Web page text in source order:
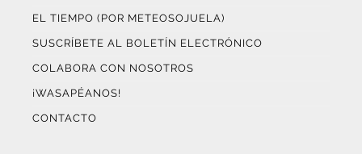
EL TIEMPO (POR METEOSOJUELA)
SUSCRÍBETE AL BOLETÍN ELECTRÓNICO
COLABORA CON NOSOTROS
¡WASAPÉANOS!
CONTACTO